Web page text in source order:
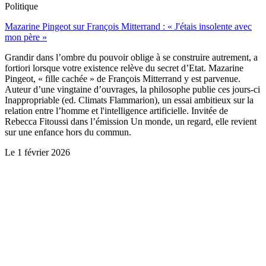
Politique
Mazarine Pingeot sur François Mitterrand : « J'étais insolente avec
mon père »
Grandir dans l’ombre du pouvoir oblige à se construire autrement, a
fortiori lorsque votre existence relève du secret d’Etat. Mazarine
Pingeot, « fille cachée » de François Mitterrand y est parvenue.
Auteur d’une vingtaine d’ouvrages, la philosophe publie ces jours-ci
Inappropriable (ed. Climats Flammarion), un essai ambitieux sur la
relation entre l’homme et l'intelligence artificielle. Invitée de
Rebecca Fitoussi dans l’émission Un monde, un regard, elle revient
sur une enfance hors du commun.
Le 1 février 2026